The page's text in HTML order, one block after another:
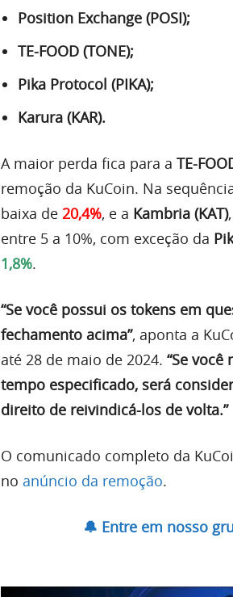
Position Exchange (POSI);
TE-FOOD (TONE);
Pika Protocol (PIKA);
Karura (KAR).
A maior perda fica para a TE-
remoção da KuCoin. Na
baixa de 20,4%, e a Kambria (KAT)
entre 5 a 10%, com exceção da
1,8%.
“Se você possui os tokens em
fechamento acima”, aponta a
até 28 de maio de 2024. “Se
tempo especificado, será
direito de reivindicá-los de volta.”
O comunicado completo da
no anúncio da remoção.
🔔 Entre em nosso